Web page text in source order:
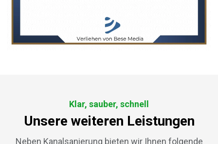
Klar, sauber, schnell
Unsere weiteren Leistungen
Neben Kanalsanierung bieten wir Ihnen folgende